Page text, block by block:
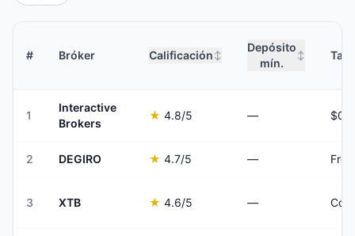
# Bróker Calificación ↕
Depósito
mín.
↕
1
Interactive
Brokers
★ 4.8/5 —
2 DEGIRO ★ 4.7/5 —
3 XTB ★ 4.6/5 —